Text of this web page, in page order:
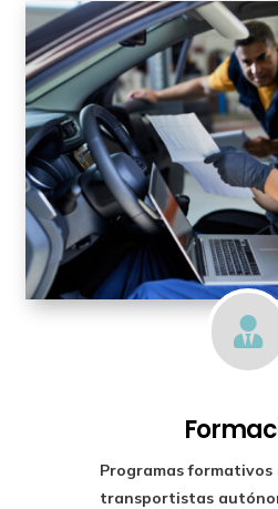

Programas formativos
transportistas